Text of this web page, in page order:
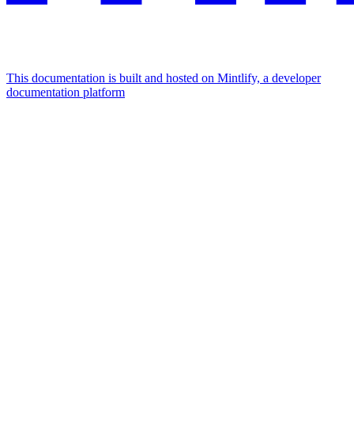
This documentation is built and hosted on Mintlify, a developer
documentation platform